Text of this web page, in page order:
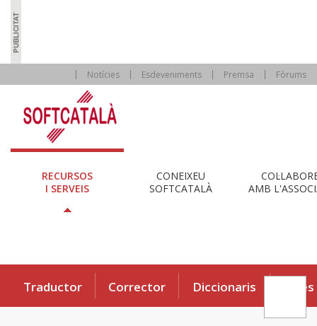
Notícies Esdeveniments Premsa Fòrums
RECURSOS
I SERVEIS
CONEIXEU
SOFTCATALÀ
AMB
Traductor Corrector Diccionaris Eines